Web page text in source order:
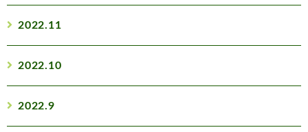
2022.11
2022.10
2022.9